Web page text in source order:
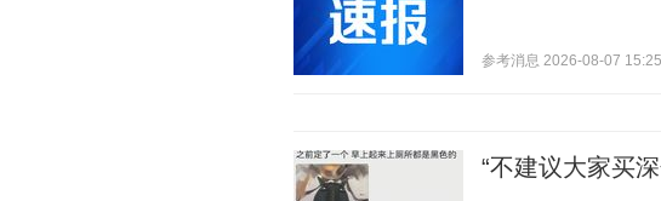
参考消息 2026-08-07
“不建议大家买